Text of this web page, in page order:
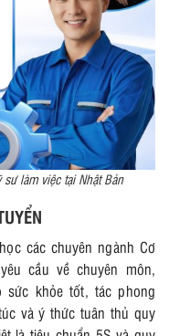
làm việc tại Nhật Bản
các chuyên ngành Cơ
cầu về chuyên môn,
khỏe tốt, tác phong
và ý thức tuân thủ quy